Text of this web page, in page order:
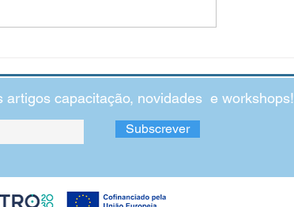
falarmos...
capacitação, novidades e workshops!
Subscrever